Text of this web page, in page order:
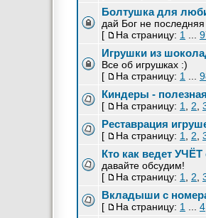
Болтушка для
дай Бог не
[
На страницу: 1
Игрушки из
Все об игрушках :)
[
На страницу: 1
Киндеры -
[ На страницу: 1 2
Реставрация
[ На страницу: 1 2
Кто как ведет
давайте обсудим!
[
На страницу: 1 2
Вкладыши с
[ На страницу: 1 4